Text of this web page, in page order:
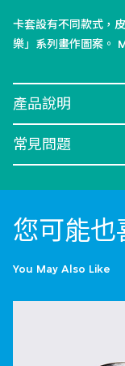
卡套設有不同款式，
樂」系列畫作圖案。
產品說明
常見問題
您可能也
You May Also Like